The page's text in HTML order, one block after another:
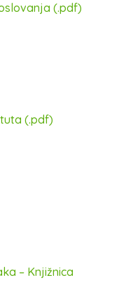
(.pdf)
(.pdf)
– Knjižnica